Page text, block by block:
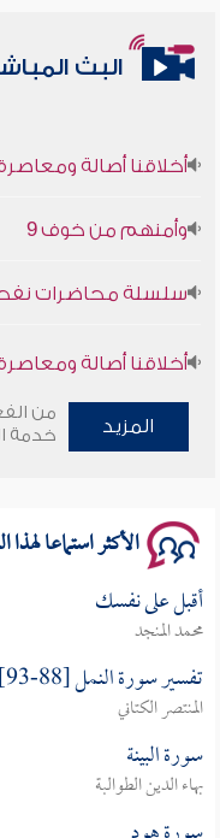
البث
أخلاقنا أصالة ومعاصرة
وأمنهم من خوف 9
سلسلة محاضرات نفحات
أخلاقنا أصالة ومعاصرة
وأمنهم من خوف 9
المزيد
من
خدمة
الأكثر استماعا
أقبل على نفسك
محمد المنجد
تفسير سورة النمل [88-93]
المنتصر الكتاني
سورة البينة
بهاء الدين الطوالبة